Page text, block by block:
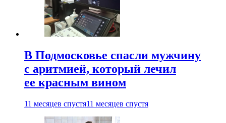
В Подмосковье спасли мужчину
с аритмией, который лечил
ее красным вином
11 месяцев спустя11 месяцев спустя